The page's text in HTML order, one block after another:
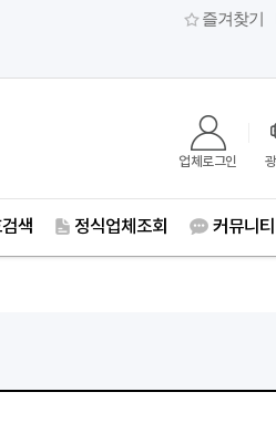
즐겨찾기
업체로그인
색 정식업체조회 커뮤니티